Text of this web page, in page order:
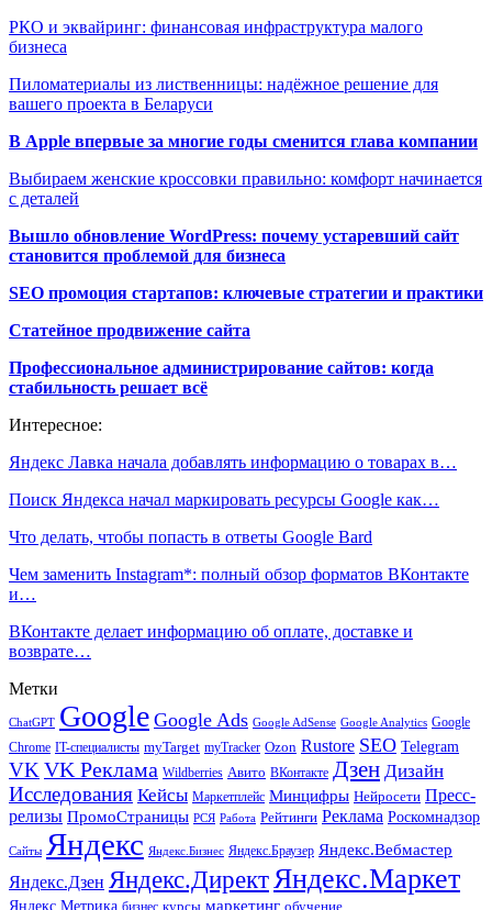
РКО и эквайринг: финансовая инфраструктура малого
бизнеса
Пиломатериалы из лиственницы: надёжное решение для
вашего проекта в Беларуси
В Apple впервые за многие годы сменится глава компании
Выбираем женские кроссовки правильно: комфорт начинается
с деталей
Вышло обновление WordPress: почему устаревший сайт
становится проблемой для бизнеса
SEO промоция стартапов: ключевые стратегии и практики
Статейное продвижение сайта
Профессиональное администрирование сайтов: когда
стабильность решает всё
Интересное:
Яндекс Лавка начала добавлять информацию о товарах в…
Поиск Яндекса начал маркировать ресурсы Google как…
Что делать, чтобы попасть в ответы Google Bard
Чем заменить Instagram*: полный обзор форматов ВКонтакте
и…
ВКонтакте делает информацию об оплате, доставке и
возврате…
Метки
ChatGPT Google Google Ads Google AdSense Google Analytics Google
Chrome IT-специалисты myTarget myTracker Ozon Rustore SEO Telegram
VK VK Реклама Wildberries Авито ВКонтакте Дзен Дизайн
Исследования Кейсы Маркетплейс Минцифры Нейросети Пресс-
релизы ПромоСтраницы РСЯ Работа Рейтинги Реклама Роскомнадзор
Сайты Яндекс Яндекс.Бизнес Яндекс.Браузер Яндекс.Вебмастер
Яндекс.Дзен Яндекс.ДиректЯндекс.Маркет
Яндекс.Метрика бизнес курсы маркетинг обучение